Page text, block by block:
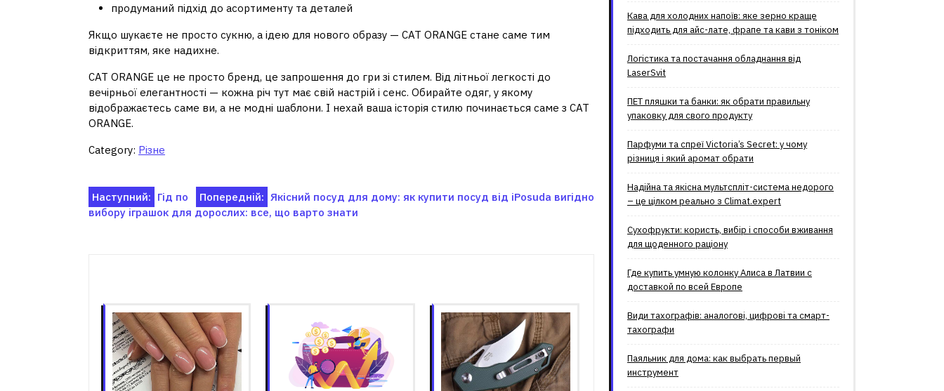
продуманий підхід до асортименту та деталей
Якщо шукаєте не просто сукню, а ідею для нового образу — CAT ORANGE стане саме тим
відкриттям, яке надихне.
CAT ORANGE це не просто бренд, це запрошення до гри зі стилем. Від літньої легкості до
вечірньої елегантності — кожна річ тут має свій настрій і сенс. Обирайте одяг, у якому
відображаєтесь саме ви, а не модні шаблони. І нехай ваша історія стилю починається саме з CAT
ORANGE.
Category: Різне
Навігація
Попередній: Якісний посуд для дому: як купити посуд від iPosuda вигідно
Наступний: Гід по
вибору іграшок для дорослих: все, що варто знати
Кава для холодних напоїв: яке зерно краще
підходить для айс-лате, фрапе та кави з тоніком
Логістика та постачання обладнання від
LaserSvit
ПЕТ пляшки та банки: як обрати правильну
упаковку для свого продукту
Парфуми та спреї Victoria’s Secret: у чому
різниця і який аромат обрати
Надійна та якісна мультспліт-система недорого
– це цілком реально з Climat.еxpert
Сухофрукти: користь, вибір і способи вживання
для щоденного раціону
Где купить умную колонку Алиса в Латвии с
доставкой по всей Европе
Види тахографів: аналогові, цифрові та смарт-
тахографи
Паяльник для дома: как выбрать первый
инструмент